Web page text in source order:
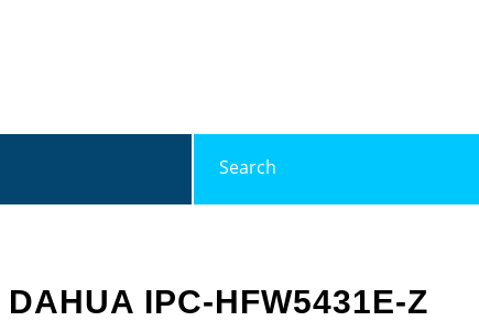
for:
DAHUA IPC-HFW5431E-Z